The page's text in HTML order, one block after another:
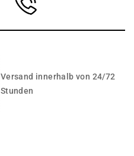
Versand innerhalb von 24/72
Stunden